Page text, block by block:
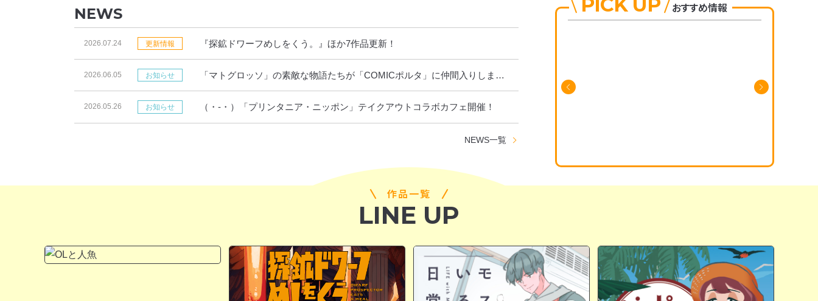
NEWS
2026.07.24 更新情報 『探鉱ドワーフめしをくう。』ほか7作品更新！
2026.06.05 お知らせ
「マトグロッソ」の素敵な物語たちが「COMICポルタ」に仲間入りしま
2026.05.26 お知らせ （・-・）「プリンタニア・ニッポン」テイクアウトコラボカフェ開催！
NEWS一覧
PICK UP おすすめ情報
作品一覧
LINE UP